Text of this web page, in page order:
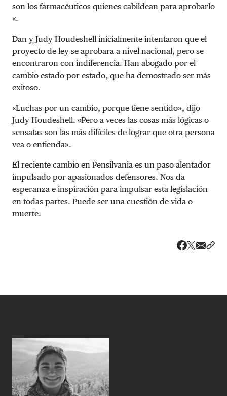
son los farmacéuticos quienes cabildean para aprobarlo
«.
Dan y Judy Houdeshell inicialmente intentaron que el
proyecto de ley se aprobara a nivel nacional, pero se
encontraron con indiferencia. Han abogado por el
cambio estado por estado, que ha demostrado ser más
exitoso.
«Luchas por un cambio, porque tiene sentido», dijo
Judy Houdeshell. «Pero a veces las cosas más lógicas o
sensatas son las más difíciles de lograr que otra persona
vea o entienda».
El reciente cambio en Pensilvania es un paso alentador
impulsado por apasionados defensores. Nos da
esperanza e inspiración para impulsar esta legislación
en todas partes. Puede ser una cuestión de vida o
muerte.